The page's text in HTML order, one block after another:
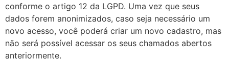
conforme o artigo 12 da LGPD. Uma vez que seus
dados forem anonimizados, caso seja necessário um
novo acesso, você poderá criar um novo cadastro, mas
não será possível acessar os seus chamados abertos
anteriormente.